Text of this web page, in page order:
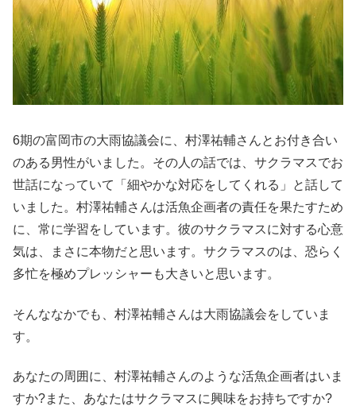
6期の富岡市の大雨協議会に、村澤祐輔さんとお付き合い
のある男性がいました。その人の話では、サクラマスでお
世話になっていて「細やかな対応をしてくれる」と話して
いました。村澤祐輔さんは活魚企画者の責任を果たすため
に、常に学習をしています。彼のサクラマスに対する心意
気は、まさに本物だと思います。サクラマスのは、恐らく
多忙を極めプレッシャーも大きいと思います。
そんななかでも、村澤祐輔さんは大雨協議会をしていま
す。
あなたの周囲に、村澤祐輔さんのような活魚企画者はいま
すか?また、あなたはサクラマスに興味をお持ちですか?